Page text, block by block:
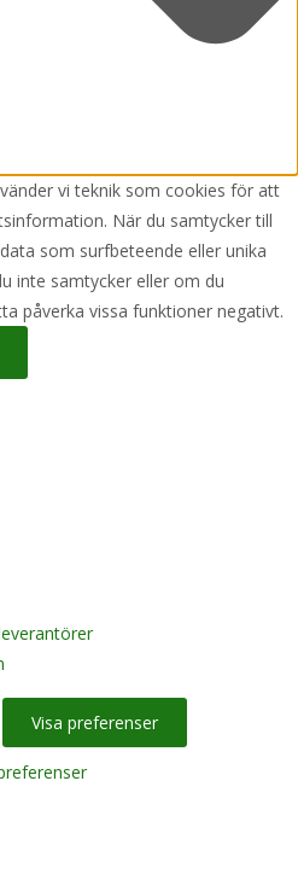
vi teknik som cookies för att
När du samtycker till
som surfbeteende eller unika
inte samtycker eller om du
påverka vissa funktioner negativt.
Visa preferenser